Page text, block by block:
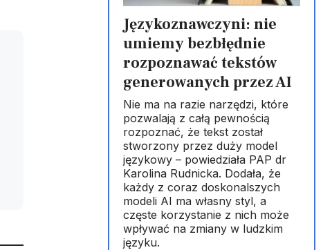
Językoznawczyni: nie
umiemy bezbłędnie
rozpoznawać tekstów
generowanych przez AI
Nie ma na razie narzędzi, które
pozwalają z całą pewnością
rozpoznać, że tekst został
stworzony przez duży model
językowy – powiedziała PAP dr
Karolina Rudnicka. Dodała, że
każdy z coraz doskonalszych
modeli AI ma własny styl, a
częste korzystanie z nich może
wpływać na zmiany w ludzkim
języku.